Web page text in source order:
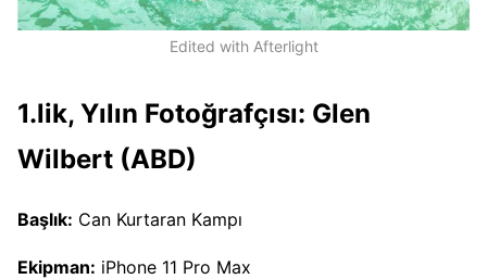
Edited with Afterlight
1.lik, Yılın Fotoğrafçısı: Glen
Wilbert (ABD)
Başlık: Can Kurtaran Kampı
Ekipman: iPhone 11 Pro Max